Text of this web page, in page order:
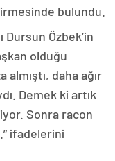
bulundu.
Özbek’in
olduğu
daha ağır
Demek ki artık
Sonra racon
ifadelerini